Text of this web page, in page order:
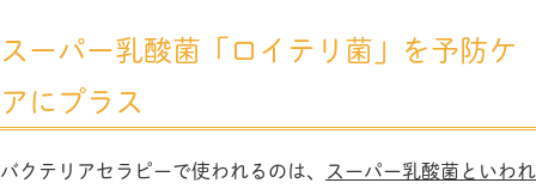
スーパー乳酸菌「ロイテリ菌」を予防ケ
アにプラス
バクテリアセラピーで使われるのは、 スーパー乳酸菌といわれ